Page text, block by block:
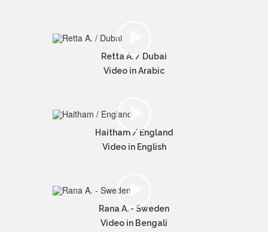
Retta A. / Dubai
Video in Arabic
Haitham / England
Video in English
Rana A. - Sweden
Video in Bengali